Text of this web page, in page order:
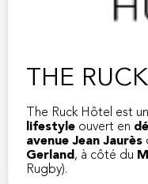
THE
The Ruck Hôtel est
lifestyle ouvert en
avenue Jean Jaurès
Gerland, à côté du
Rugby).